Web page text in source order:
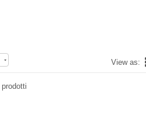
View as: